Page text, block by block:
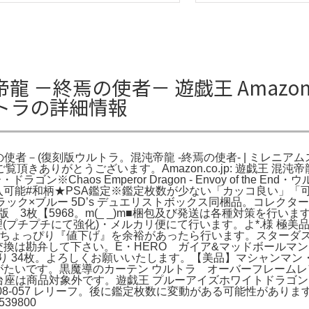
龍 －終焉の使者－ 遊戯王
ラの詳細情報
者－(復刻版ウルトラ。混沌帝龍 -終焉の使者- | ミレニア
頂きありがとうございます。Amazon.co.jp: 遊戯王 混沌
ドラゴン※Chaos Emperor Dragon - Envoy of the End・ウ
可能#和柄★PSA鑑定※鑑定枚数が少ない「カッコ良い」「
ク×ブルー 5D’s デュエリストボックス同梱品。コレクタ
3枚【5968。m(_ _)m■梱包及び発送は各種対策を行いま
(プチプチにて強化)・メルカリ便にて行います。よ*.様
っぴり『値下げ』を余裕があったら行います。スター
は勘弁して下さい。E・HERO ガイア&マッドボールマ
34枚。よろしくお願いいたします。【美品】マシャンマ
いです。黒魔導のカーテン ウルトラ オーバーフレーム
は商品対象外です。遊戯王 プルーアイズホワイトドラゴ
057 レリーフ。後に鑑定枚数に変動がある可能性があり